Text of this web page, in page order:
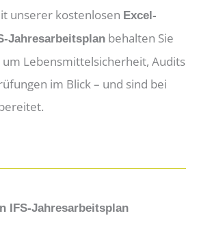
unserer kostenlosen Excel-
Jahresarbeitsplan behalten Sie
Lebensmittelsicherheit, Audits
im Blick – und sind bei
IFS-Jahresarbeitsplan